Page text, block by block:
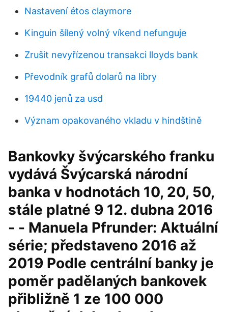
Nastavení étos claymore
Kinguin šílený volný víkend nefunguje
Zrušit nevyřízenou transakci lloyds bank
Převodník grafů dolarů na libry
19440 jenů za usd
Význam opakovaného vkladu v hindštině
Bankovky švýcarského franku
vydává Švýcarská národní
banka v hodnotách 10, 20, 50,
stále platné 9 12. dubna 2016
- - Manuela Pfrunder: Aktuální
série; představeno 2016 až
2019 Podle centrální banky je
poměr padělaných bankovek
přibližně 1 ze 100 000